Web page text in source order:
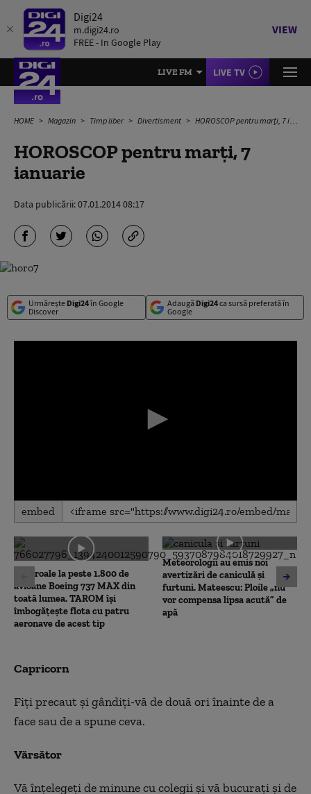
Digi24
m.digi24.ro
FREE - In Google Play
VIEW
LIVE FM LIVE TV
HOME Magazin Timp liber Divertisment HOROSCOP pentru marți, 7 ianuarie
HOROSCOP pentru marți, 7
ianuarie
Data publicării:07.01.2014 08:17
Urmărește Digi24în Google
Discover
Adaugă Digi24ca sursă preferată în
Google
0
seconds
0
seconds
embed
Controale la peste 1.800 de
avioane Boeing 737 MAX din
toată lumea. TAROM își
îmbogățește flota cu patru
aeronave de acest tip
Meteorologii au emis noi
avertizări de caniculă și
furtuni. Mateescu: Ploile „nu
vor compensa lipsa acută” de
apă
Capricorn
Fiţi precaut şi gândiţi-vă de două ori înainte de a
face sau de a spune ceva.
Vărsător
Vă înţelegeţi de minune cu colegii şi vă bucuraţi şi de